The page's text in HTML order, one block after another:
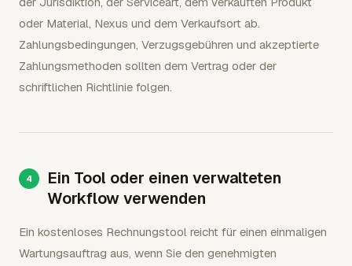
oder Material, Nexus und dem Verkaufsort ab.
Zahlungsbedingungen, Verzugsgebühren und akzeptierte
Zahlungsmethoden sollten dem Vertrag oder der
schriftlichen Richtlinie folgen.
Ein Tool oder einen verwalteten
Workflow verwenden
Ein kostenloses Rechnungstool reicht für einen einmaligen
Wartungsauftrag aus, wenn Sie den genehmigten